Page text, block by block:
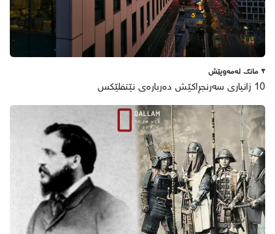
٣ مانگ لەمەوپێش
10 زانیاری سەرنجڕاکێش دەربارەی نێتفلێکس